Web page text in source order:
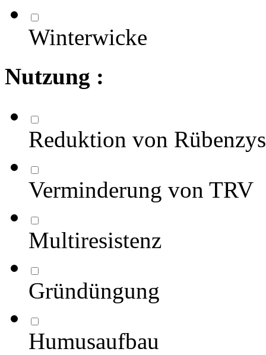
Winterwicke
Nutzung :
Reduktion von
Verminderung von TRV
Multiresistenz
Gründüngung
Humusaufbau